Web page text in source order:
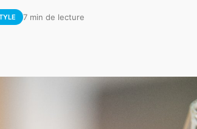
7 min de lecture